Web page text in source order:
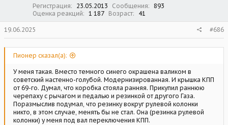
Регистрация 23.05.2013 Сообщения
893
Оценка реакций
1 187 Возраст 41
19.06.2025 #686
Пионер сказал(а):
У меня такая. Вместо темного синего окрашена валиком в
советский настенно-голубой. Модернизированная. И крышка КПП
от 69-го. Думал, что коробка стояла ранняя. Прикупил раннюю
черепаху с рычагом и педалью и резинкой от другого Газа.
Поразмыслив подумал, что резинку вокруг рулевой колонки
никто, в этом случае, менять бы не стал. Она (резинка рулевой
колонки) у меня под вал переключения КПП.